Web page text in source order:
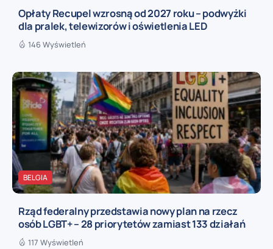
Opłaty Recupel wzrosną od 2027 roku – podwyżki
dla pralek, telewizorów i oświetlenia LED
146 Wyświetleń
BELGIA
Rząd federalny przedstawia nowy plan na rzecz
osób LGBT+ – 28 priorytetów zamiast 133 działań
117 Wyświetleń